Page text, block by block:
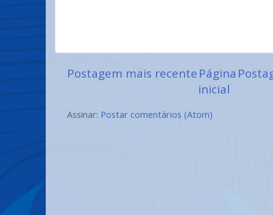
Postagem mais recentePágina
inicial
Assinar: Postar comentários (Atom)